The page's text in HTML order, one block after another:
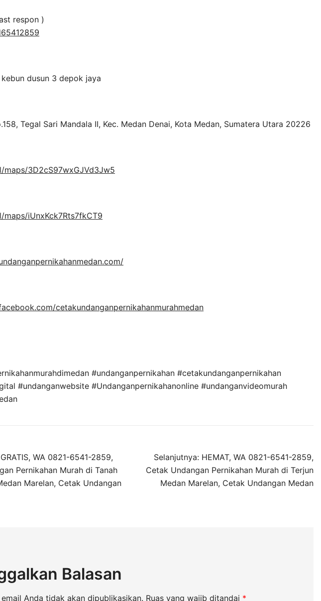
respon )
dusun 3 depok jaya
Tegal Sari Mandala II, Kec. Medan Denai, Kota Medan, Sumatera Utara 20226
3D2cS97wxGJVd3Jw5
iUnxKck7Rts7fkCT9
cetakundanganpernikahanmurahmedan
#undanganpernikahan #cetakundanganpernikahan
#undanganwebsite #Undanganpernikahanonline #undanganvideomurah
GRATIS, WA 0821-6541-2859,
Pernikahan Murah di Tanah
Marelan, Cetak Undangan
Selanjutnya: HEMAT, WA 0821-6541-2859,
Cetak Undangan Pernikahan Murah di Terjun
Medan Marelan, Cetak Undangan Medan
Balasan
Anda tidak akan dipublikasikan. Ruas yang wajib ditandai *